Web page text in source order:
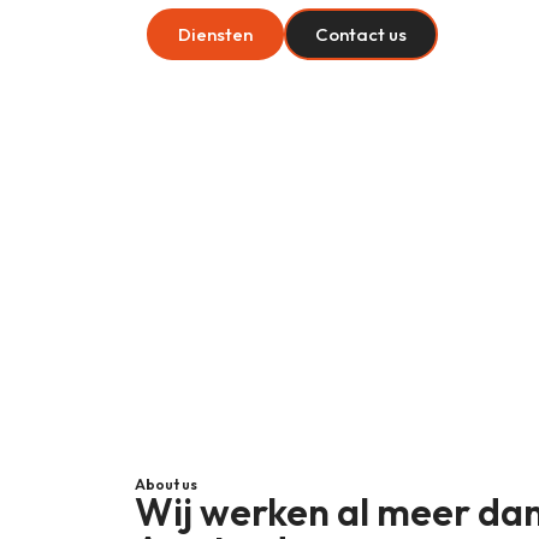
Diensten Contact us
About us
Wij werken al meer